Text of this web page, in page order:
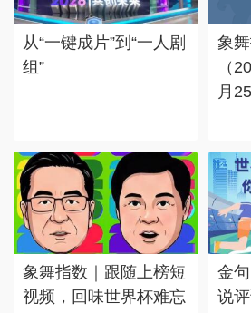
从“一键成片”到“一人剧
组”
象
（
月
象舞指数｜跟随上榜短
视频，回味世界杯难忘
金
说